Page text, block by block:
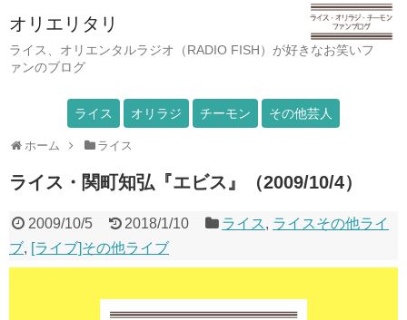
オリエリタリ
ライス、オリエンタルラジオ（RADIO FISH）が好きなお笑いフ
ァンのブログ
ライス オリラジ チーモン その他芸人
ホーム ライス
ライス・関町知弘『エビス』（2009/10/4）
2009/10/5 2018/1/10 ライス, ライスその他ライ
ブ, [ライブ]その他ライブ